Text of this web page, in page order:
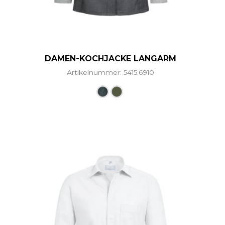
DAMEN-KOCHJACKE LANGARM
Artikelnummer: 5415.6910